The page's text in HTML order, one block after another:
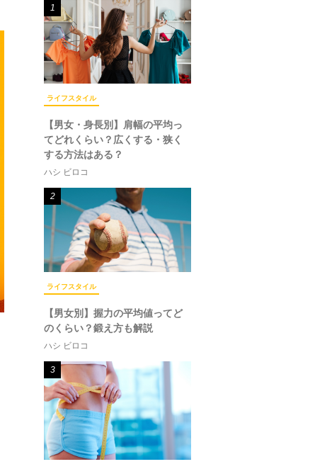
1
ライフスタイル
【男女・身長別】肩幅の平均っ
てどれくらい？広くする・狭く
する方法はある？
ハシ ビロコ
2
ライフスタイル
【男女別】握力の平均値ってど
のくらい？鍛え方も解説
ハシ ビロコ
3